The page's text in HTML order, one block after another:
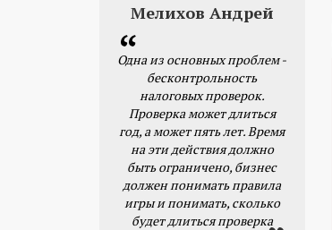
Мелихов Андрей
Одна из основных проблем -
бесконтрольность
налоговых проверок.
Проверка может длиться
год, а может пять лет. Время
на эти действия должно
быть ограничено, бизнес
должен понимать правила
игры и понимать, сколько
будет длиться проверка